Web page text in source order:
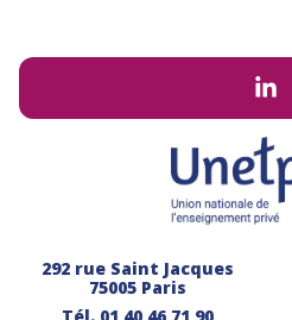
292 rue Saint Jacques
75005 Paris